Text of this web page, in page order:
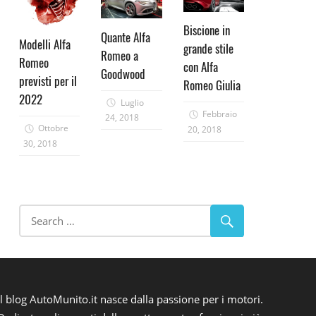
Modelli Alfa
Romeo
previsti per il
2022
Ottobre
30, 2018
Quante Alfa
Romeo a
Goodwood
Luglio
24, 2018
Biscione in
grande stile
con Alfa
Romeo Giulia
Febbraio
20, 2018
blog AutoMunito.it nasce dalla passione per i motori.